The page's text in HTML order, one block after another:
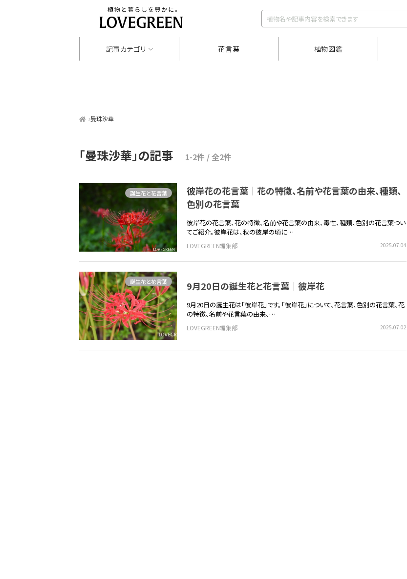
記事カテゴリ 花言葉 植物図鑑
曼珠沙華
「曼珠沙華」の記事 1-2件 / 全2件
彼岸花の花言葉｜花の特徴、名前や花言葉の由来、種類、
色別の花言葉
彼岸花の花言葉、花の特徴、名前や花言葉の由来、毒性、種類、色別の花言葉つい
てご紹介。彼岸花は、秋の彼岸の頃に…
LOVEGREEN編集部 2025.07.04
誕生花と花言葉
9月20日の誕生花と花言葉｜彼岸花
9月20日の誕生花は「彼岸花」です。「彼岸花」について、花言葉、色別の花言葉、花
の特徴、名前や花言葉の由来、…
LOVEGREEN編集部 2025.07.02
誕生花と花言葉